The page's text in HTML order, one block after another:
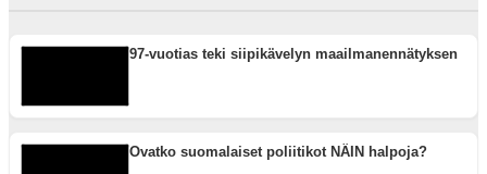
97-vuotias teki siipikävelyn maailmanennätyksen
Ovatko suomalaiset poliitikot NÄIN halpoja?